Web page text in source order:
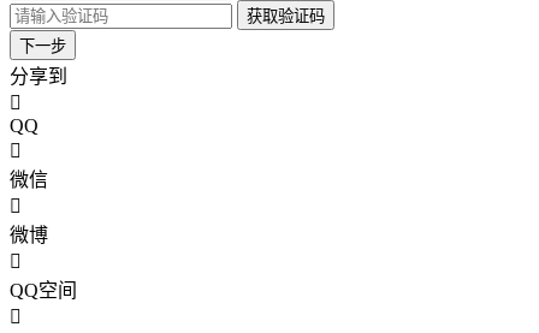
获取验证码
下一步
分享到
QQ
微信
微博
QQ空间